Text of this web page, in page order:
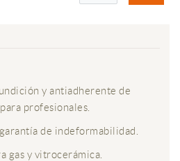
y antiadherente de
profesionales.
de indeformabilidad.
gas y vitrocerámica.